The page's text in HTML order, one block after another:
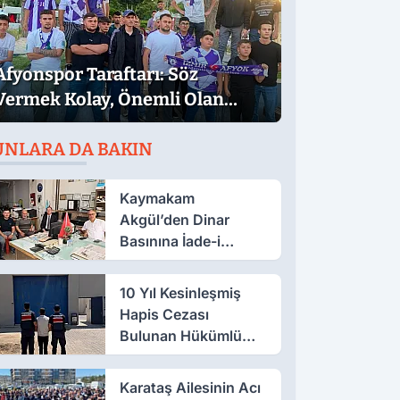
Taraftarı: Söz
Kolay, Önemli Olan
Arkasında Durmak
DA BAKIN
Kaymakam
Akgül’den Dinar
Basınına İade-i
Ziyaret
10 Yıl Kesinleşmiş
Hapis Cezası
Bulunan Hükümlü
Salar’da Yakalandı
Karataş Ailesinin Acı